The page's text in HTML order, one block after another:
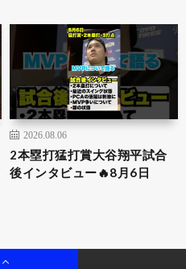
2026.08.06
2本塁打猛打賞大谷翔平試合
後インタビュー🔥8月6日